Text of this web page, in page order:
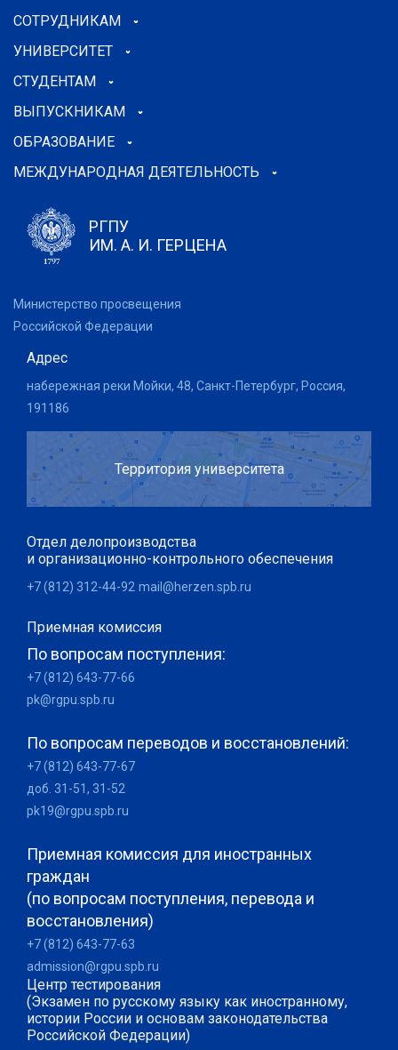
СОТРУДНИКАМ
УНИВЕРСИТЕТ
СТУДЕНТАМ
ВЫПУСКНИКАМ
ОБРАЗОВАНИЕ
МЕЖДУНАРОДНАЯ ДЕЯТЕЛЬНОСТЬ
РГПУ
ИМ. А. И. ГЕРЦЕНА
Министерство просвещения
Российской Федерации
Адрес
набережная реки Мойки, 48, Санкт-Петербург, Россия,
191186
Территория университета
Отдел делопроизводства
и организационно-контрольного обеспечения
+7 (812) 312-44-92 mail@herzen.spb.ru
Приемная комиссия
По вопросам поступления:
+7 (812) 643-77-66
pk@rgpu.spb.ru
По вопросам переводов и восстановлений:
+7 (812) 643-77-67
доб. 31-51, 31-52
pk19@rgpu.spb.ru
Приемная комиссия для иностранных
граждан
(по вопросам поступления, перевода и
восстановления)
+7 (812) 643-77-63
admission@rgpu.spb.ru
Центр тестирования
(Экзамен по русскому языку как иностранному,
истории России и основам законодательства
Российской Федерации)